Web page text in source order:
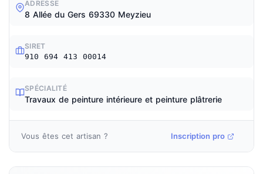
ADRESSE
8 Allée du Gers 69330 Meyzieu
SIRET
910 694 413 00014
SPÉCIALITÉ
Travaux de peinture intérieure et peinture plâtrerie
Vous êtes cet artisan ? Inscription pro